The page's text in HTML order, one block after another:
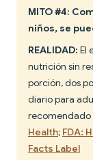
MITO #4:
niños, se
REALIDAD: El
nutrición sin
porción, dos
diario para
recomendado
Health; FDA:
Facts Label